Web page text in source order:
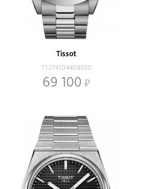
Tissot
T1274104408100
69 100